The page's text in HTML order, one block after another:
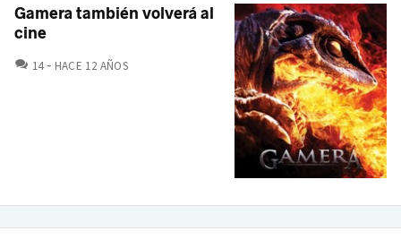
Gamera también volverá al
cine
14 COMENTARIOS
HACE 12 AÑOS